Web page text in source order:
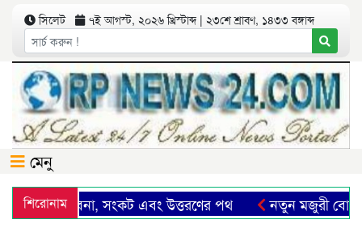
সিলেট ৭ই আগস্ট, ২০২৬ খ্রিস্টাব্দ | ২৩শে শ্রাবণ, ১৪৩৩ বঙ্গাব্দ
মেনু
শিরোনাম
সম্ভাবনা, সংকট এবং উত্তরণের পথ নতুন মজুরী বোর্ড